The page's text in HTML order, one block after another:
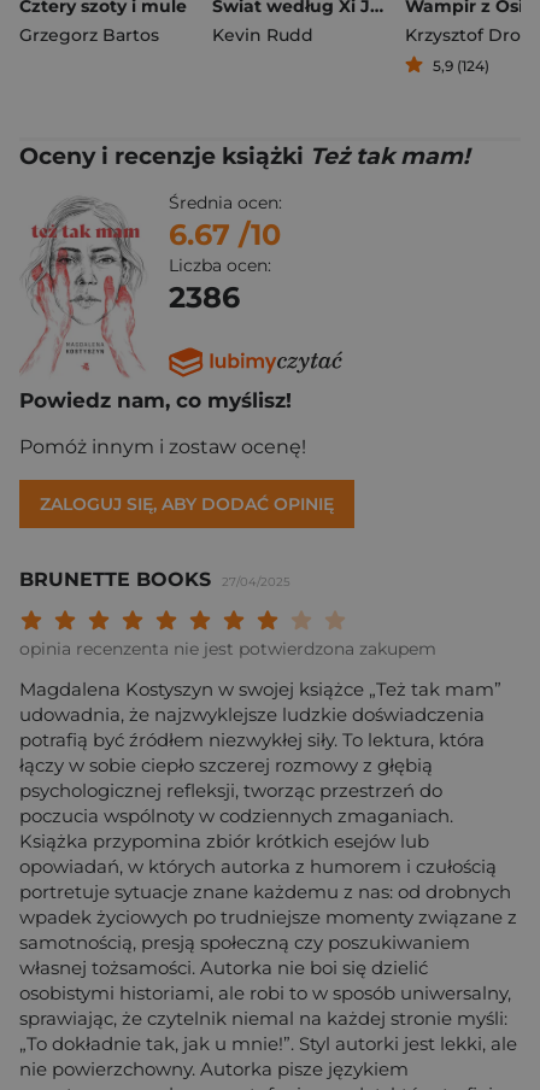
Cztery szoty i mule
Grzegorz Bartos
Świat według Xi Jinpinga. Jak Chiny zmieniają globalny porządek
Kevin Rudd
Wampir z
5,9 (124)
Oceny i recenzje książki Też tak mam!
Średnia ocen:
6.67 /10
Liczba ocen:
2386
Powiedz nam, co myślisz!
Pomóż innym i zostaw ocenę!
ZALOGUJ SIĘ, ABY DODAĆ OPINIĘ
BRUNETTE BOOKS 27/04/2025
Twoja ocena:
Twoja ocena: Wybitna 9/
Twoja ocena: Rewelacyjna 8/
Twoja ocena: Bardzo dobra 7/10"
Twoja ocena: Dobra 6/10"
Twoja ocena: Przeciętna 5/10"
Twoja ocena: Może być 4/10"
Twoja ocena: Słaba 3/10"
Twoja ocena: Bardzo słaba 2/10"
Twoja ocena: Beznadziejna 1/10"
opinia recenzenta nie jest potwierdzona zakupem
Magdalena Kostyszyn w swojej książce „Też tak mam”
udowadnia, że najzwyklejsze ludzkie doświadczenia
potrafią być źródłem niezwykłej siły. To lektura, która
łączy w sobie ciepło szczerej rozmowy z głębią
psychologicznej refleksji, tworząc przestrzeń do
poczucia wspólnoty w codziennych zmaganiach.
Książka przypomina zbiór krótkich esejów lub
opowiadań, w których autorka z humorem i czułością
portretuje sytuacje znane każdemu z nas: od drobnych
wpadek życiowych po trudniejsze momenty związane z
samotnością, presją społeczną czy poszukiwaniem
własnej tożsamości. Autorka nie boi się dzielić
osobistymi historiami, ale robi to w sposób uniwersalny,
sprawiając, że czytelnik niemal na każdej stronie myśli:
„To dokładnie tak, jak u mnie!”. Styl autorki jest lekki, ale
nie powierzchowny. Autorka pisze językiem